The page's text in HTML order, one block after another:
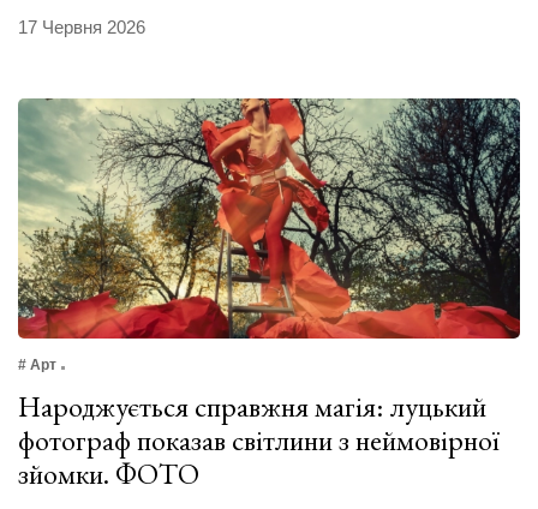
17 Червня 2026
# Арт
Народжується справжня магія: луцький
фотограф показав світлини з неймовірної
зйомки. ФОТО